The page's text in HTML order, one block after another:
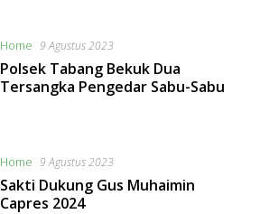
Home 9 Agustus 2023
Polsek Tabang Bekuk Dua
Tersangka Pengedar Sabu-Sabu
Home 9 Agustus 2023
Sakti Dukung Gus Muhaimin
Capres 2024